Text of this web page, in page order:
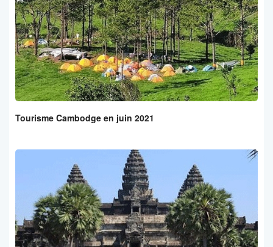
Tourisme Cambodge en juin 2021